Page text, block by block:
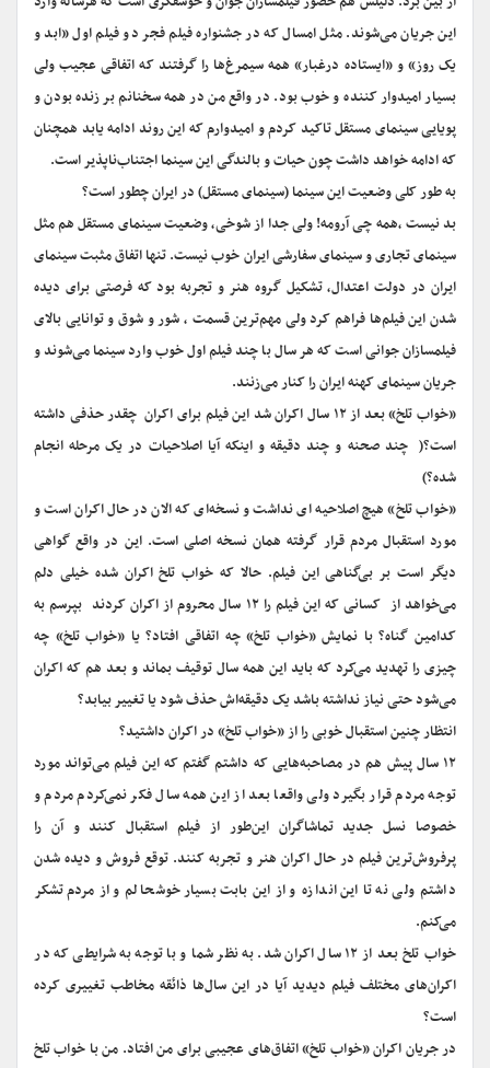
این جریان می‌شوند. مثل امسال که در جشنواره فیلم فجر دو فیلم اول «ابد و
یک روز» و «ایستاده درغبار» همه سیمرغ‌ها را گرفتند که اتفاقی عجیب ولی
بسیار امیدوار کننده و خوب بود. در واقع من در همه سخنانم بر زنده بودن و
پویایی سینمای مستقل تاکید کردم و امیدوارم که این روند ادامه یابد همچنان
که ادامه خواهد داشت چون حیات و بالندگی این سینما اجتناب‌ناپذیر است.
به طور کلی وضعیت این سینما (سینمای مستقل) در ایران چطور است؟
بد نیست ،همه چی آرومه! ولی جدا از شوخی، وضعیت سینمای مستقل هم مثل
سینمای تجاری و سینمای سفارشی ایران خوب نیست. تنها اتفاق مثبت سینمای
ایران در دولت اعتدال، تشکیل گروه هنر و تجربه بود که فرصتی برای دیده
شدن این فیلم‌ها فراهم کرد ولی مهم‌ترین قسمت ، شور و شوق و توانایی بالای
فیلمسازان جوانی است که هر سال با چند فیلم اول خوب وارد سینما می‌شوند و
جریان سینمای کهنه ایران را کنار می‌زنند.
«خواب تلخ» بعد از ۱۲ سال اکران شد این فیلم برای اکران چقدر حذفی داشته
است؟( چند صحنه و چند دقیقه و اینکه آیا اصلاحیات در یک مرحله انجام
شده؟)‌
«خواب تلخ» هیچ اصلاحیه ای نداشت و نسخه‌ای که الان در حال اکران است و
مورد استقبال مردم قرار گرفته همان نسخه اصلی است. این در واقع گواهی
دیگر است بر بی‌گناهی این فیلم. حالا که خواب تلخ اکران شده خیلی دلم
می‌خواهد از کسانی که این فیلم را ۱۲ سال محروم از اکران کردند بپرسم به
کدامین گناه؟ با نمایش «خواب تلخ» چه اتفاقی افتاد؟ یا «خواب تلخ» چه
چیزی را تهدید می‌کرد که باید این همه سال توقیف بماند و بعد هم که اکران
می‌شود حتی نیاز نداشته باشد یک دقیقه‌اش حذف شود یا تغییر بیابد؟
انتظار چنین استقبال خوبی را از «خواب تلخ» در اکران داشتید؟
۱۲ سال پیش هم در مصاحبه‌هایی که داشتم گفتم که این فیلم می‌تواند مورد
توجه مردم قرار بگیرد ولی واقعا بعد از این همه سال فکر نمی‌کردم مردم و
خصوصا نسل جدید تماشاگران این‌طور از فیلم استقبال کنند و آن را
پرفروش‌ترین فیلم در حال اکران هنر و تجربه کنند. توقع فروش و دیده شدن
داشتم ولی نه تا این اندازه و از این بابت بسیار خوشحالم و از مردم تشکر
می‌کنم.
خواب تلخ بعد از ۱۲ سال اکران شد. به نظر شما و با توجه به شرایطی که در
اکران‌های مختلف فیلم دیدید آیا در این سال‌ها ذائقه مخاطب تغییری کرده
است؟
در جریان اکران «خواب تلخ» اتفاق‌های عجیبی برای من افتاد. من با خواب تلخ